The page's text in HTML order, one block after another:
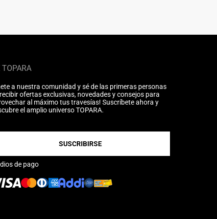
TOPARA
a nuestra comunidad y sé de las primeras personas
ofertas exclusivas, novedades y consejos para
al máximo tus travesías! Suscríbete ahora y
el amplio universo TOPARA.
SUSCRIBIRSE
de pago